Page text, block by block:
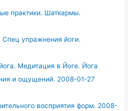
практики. Шаткармы.
упражнения йоги.
Медитация в Йоге. Йога
и ощущений. 2008-01-27
восприятия форм. 2008-